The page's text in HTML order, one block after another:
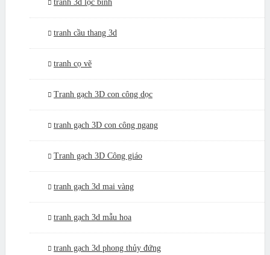
tranh 3d lộc bình
tranh cầu thang 3d
tranh cọ vẽ
Tranh gạch 3D con công dọc
tranh gạch 3D con công ngang
Tranh gạch 3D Công giáo
tranh gạch 3d mai vàng
tranh gạch 3d mẫu hoa
tranh gạch 3d phong thủy đứng